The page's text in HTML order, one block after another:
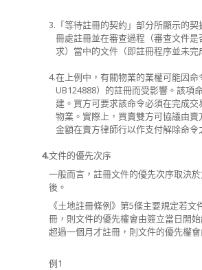
3. 「等待註冊的契約」部分所顯示的
冊處註冊並在審查過程（審查文件
求）當中的文件（即註冊程序並未完
4.在上例中，有關物業的業權可能因
UB124888）的註冊而受影響。該項
建。買方可要求該命令必須在完成
物業。實際上，買賣雙方可協議由
金額在賣方律師行以作支付解除命令
4.文件的優先次序
一般而言，註冊文件的優先次序取決
後。
《土地註冊條例》第5條主要規定若
冊，則文件的優先權會由簽立當日開
超過一個月才註冊，則文件的優先權
例1